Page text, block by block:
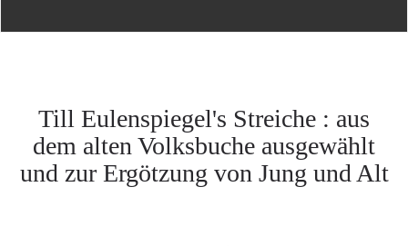
Till Eulenspiegel's Streiche : aus
dem alten Volksbuche ausgewählt
und zur Ergötzung von Jung und Alt